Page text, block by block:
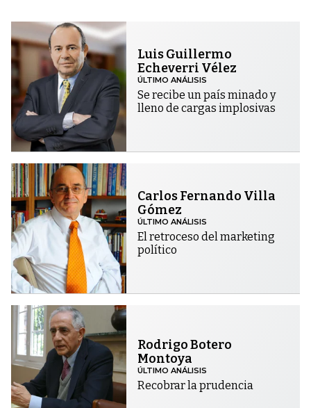
Luis Guillermo
Echeverri Vélez
ÚLTIMO ANÁLISIS
Se recibe un país minado y
lleno de cargas implosivas
Carlos Fernando Villa
Gómez
ÚLTIMO ANÁLISIS
El retroceso del marketing
político
Rodrigo Botero
Montoya
ÚLTIMO ANÁLISIS
Recobrar la prudencia